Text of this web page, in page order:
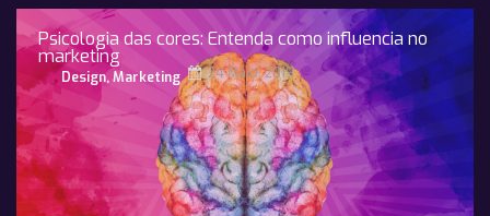
Psicologia das cores: Entenda como influencia no
marketing
Design,Marketing 24 Maio, 2019